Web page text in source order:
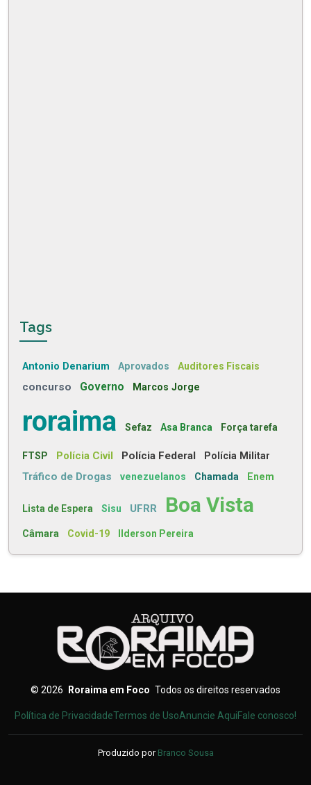
Tags
Antonio Denarium Aprovados Auditores Fiscais
concurso Governo Marcos Jorge
roraima Sefaz Asa Branca Força tarefa
FTSP Polícia Civil Polícia Federal Polícia Militar
Tráfico de Drogas venezuelanos Chamada Enem
Lista de Espera Sisu UFRR Boa Vista
Câmara Covid-19 Ilderson Pereira
© 2026 Roraima em Foco Todos os direitos reservados
Política de PrivacidadeTermos de UsoAnuncie AquiFale conosco!
Produzido por Branco Sousa